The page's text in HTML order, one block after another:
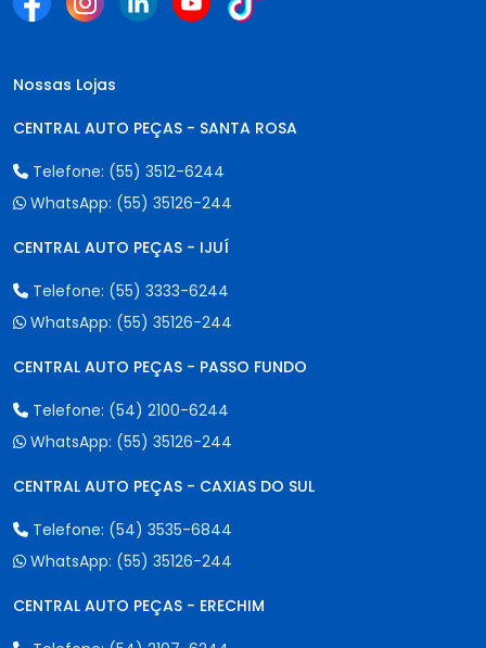
Nossas Lojas
CENTRAL AUTO PEÇAS - SANTA ROSA
Telefone: (55) 3512-6244
WhatsApp: (55) 35126-244
CENTRAL AUTO PEÇAS - IJUÍ
Telefone: (55) 3333-6244
WhatsApp: (55) 35126-244
CENTRAL AUTO PEÇAS - PASSO FUNDO
Telefone: (54) 2100-6244
WhatsApp: (55) 35126-244
CENTRAL AUTO PEÇAS - CAXIAS DO SUL
Telefone: (54) 3535-6844
WhatsApp: (55) 35126-244
CENTRAL AUTO PEÇAS - ERECHIM